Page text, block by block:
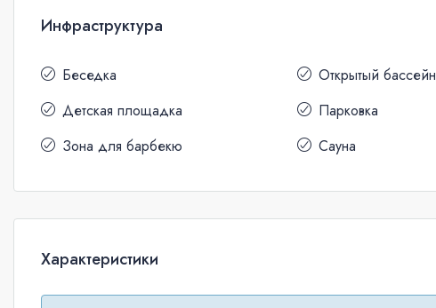
Инфраструктура
Беседка
Детская площадка
Зона для барбекю
Открытый бассейн
Парковка
Сауна
Характеристики